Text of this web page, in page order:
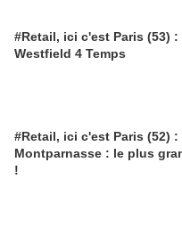
#Retail, ici c'est Paris (53) :
Westfield 4 Temps
#Retail, ici c'est Paris (52) :
Montparnasse : le plus
!